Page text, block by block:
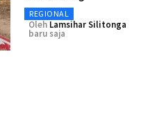
REGIONAL
Oleh Lamsihar Silitonga
baru saja